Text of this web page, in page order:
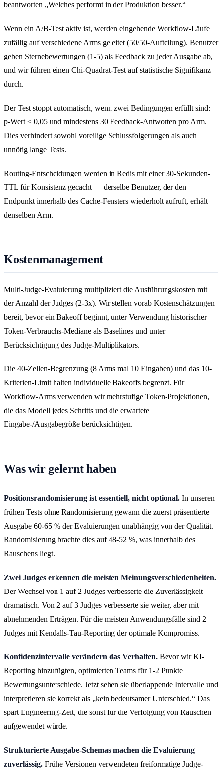
beantworten „Welches performt in der Produktion besser.“
Wenn ein A/B-Test aktiv ist, werden eingehende Workflow-Läufe
zufällig auf verschiedene Arms geleitet (50/50-Aufteilung). Benutzer
geben Sternebewertungen (1-5) als Feedback zu jeder Ausgabe ab,
und wir führen einen Chi-Quadrat-Test auf statistische Signifikanz
durch.
Der Test stoppt automatisch, wenn zwei Bedingungen erfüllt sind:
p-Wert < 0,05 und mindestens 30 Feedback-Antworten pro Arm.
Dies verhindert sowohl voreilige Schlussfolgerungen als auch
unnötig lange Tests.
Routing-Entscheidungen werden in Redis mit einer 30-Sekunden-
TTL für Konsistenz gecacht — derselbe Benutzer, der den
Endpunkt innerhalb des Cache-Fensters wiederholt aufruft, erhält
denselben Arm.
Kostenmanagement
Multi-Judge-Evaluierung multipliziert die Ausführungskosten mit
der Anzahl der Judges (2-3x). Wir stellen vorab Kostenschätzungen
bereit, bevor ein Bakeoff beginnt, unter Verwendung historischer
Token-Verbrauchs-Mediane als Baselines und unter
Berücksichtigung des Judge-Multiplikators.
Die 40-Zellen-Begrenzung (8 Arms mal 10 Eingaben) und das 10-
Kriterien-Limit halten individuelle Bakeoffs begrenzt. Für
Workflow-Arms verwenden wir mehrstufige Token-Projektionen,
die das Modell jedes Schritts und die erwartete
Eingabe-/Ausgabegröße berücksichtigen.
Was wir gelernt haben
Positionsrandomisierung ist essentiell, nicht optional. In unseren
frühen Tests ohne Randomisierung gewann die zuerst präsentierte
Ausgabe 60-65 % der Evaluierungen unabhängig von der Qualität.
Randomisierung brachte dies auf 48-52 %, was innerhalb des
Rauschens liegt.
Zwei Judges erkennen die meisten Meinungsverschiedenheiten.
Der Wechsel von 1 auf 2 Judges verbesserte die Zuverlässigkeit
dramatisch. Von 2 auf 3 Judges verbesserte sie weiter, aber mit
abnehmenden Erträgen. Für die meisten Anwendungsfälle sind 2
Judges mit Kendalls-Tau-Reporting der optimale Kompromiss.
Konfidenzintervalle verändern das Verhalten. Bevor wir KI-
Reporting hinzufügten, optimierten Teams für 1-2 Punkte
Bewertungsunterschiede. Jetzt sehen sie überlappende Intervalle und
interpretieren sie korrekt als „kein bedeutsamer Unterschied.“ Das
spart Engineering-Zeit, die sonst für die Verfolgung von Rauschen
aufgewendet würde.
Strukturierte Ausgabe-Schemas machen die Evaluierung
zuverlässig. Frühe Versionen verwendeten freiformatige Judge-